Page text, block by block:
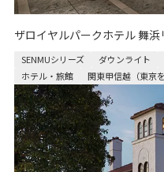
ザロイヤルパークホテル 舞浜
SENMUシリーズ ダウンライト
ホテル・旅館
関東甲信越（東京を